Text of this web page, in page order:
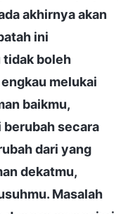
akhirnya akan
ini
tidak boleh
melukai
baikmu,
berubah secara
dari yang
dekatmu,
Masalah